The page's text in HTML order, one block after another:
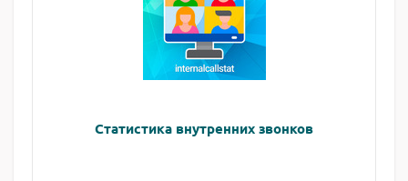
Статистика внутренних звонков